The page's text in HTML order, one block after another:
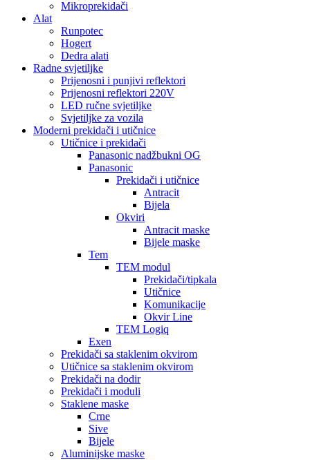
Mikroprekidači
Alat
Runpotec
Hogert
Dedra alati
Radne svjetiljke
Prijenosni i punjivi reflektori
Prijenosni reflektori 220V
LED ručne svjetiljke
Svjetiljke za vozila
Moderni prekidači i utičnice
Utičnice i prekidači
Panasonic nadžbukni OG
Panasonic
Prekidači i utičnice
Antracit
Bijela
Okviri
Antracit maske
Bijele maske
Tem
TEM modul
Prekidači/tipkala
Utičnice
Komunikacije
Okvir Line
TEM Logiq
Exen
Prekidači sa staklenim okvirom
Utičnice sa staklenim okvirom
Prekidači na dodir
Prekidači i moduli
Staklene maske
Crne
Sive
Bijele
Aluminijske maske